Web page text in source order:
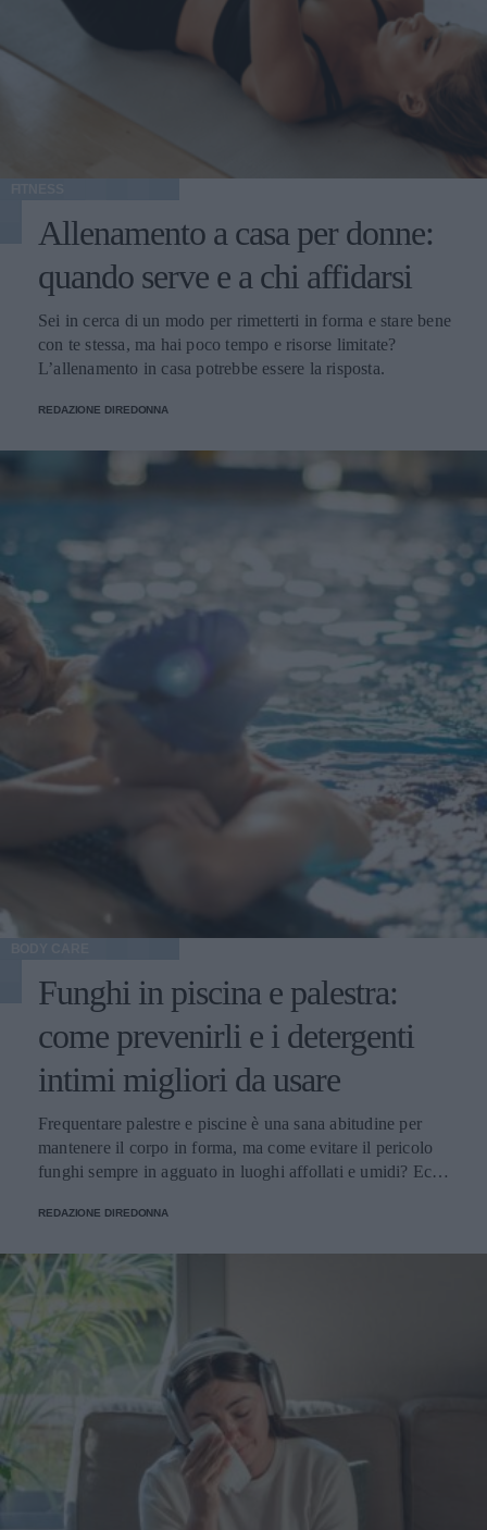
Allenamento a casa per donne:
quando serve e a chi affidarsi
Sei in cerca di un modo per rimetterti in forma e stare bene
con te stessa, ma hai poco tempo e risorse limitate?
L’allenamento in casa potrebbe essere la risposta.
REDAZIONE DIREDONNA
Funghi in piscina e palestra:
come prevenirli e i detergenti
intimi migliori da usare
Frequentare palestre e piscine è una sana abitudine per
mantenere il corpo in forma, ma come evitare il pericolo
funghi sempre in agguato in luoghi affollati e umidi? Ecco
REDAZIONE DIREDONNA